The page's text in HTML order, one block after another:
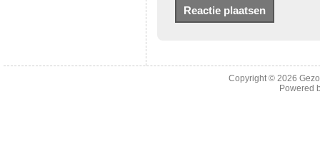
Copyright © 2026
Powered